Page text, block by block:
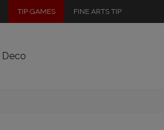
TIP GAMES FINE ARTS TIP
Deco